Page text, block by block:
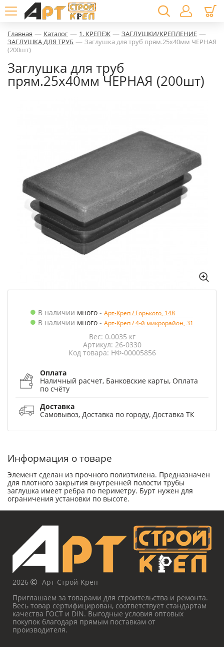
Главная — Каталог — 1. КРЕПЕЖ — ЗАГЛУШКИ/КРЕПЛЕНИЕ —
ЗАГЛУШКА ДЛЯ ТРУБ — Заглушка для труб прям.25х40мм ЧЕРНАЯ
(200шт)
Заглушка для труб
прям.25х40мм ЧЕРНАЯ (200шт)
В наличии много - Арт-Креп / Горького, 148
В наличии много - Арт-Креп / 4-й микрорайон, 31
Вес: 0.0035 кг
Артикул: 26-0330
Код товара: НФ-00005856
Оплата
Наличный расчет, Банковские карты, Оплата
по счёту
Доставка
Самовывоз, Доставка по городу, Доставка ТК
Информация о товаре
Элемент сделан из прочного полиэтилена. Предназначен
для плотного закрытия внутренней полости трубы
заглушка имеет ребра по периметру. Бурт нужен для
ограничения установки по высоте.
2026
Арт-Строй-Креп
Приглашаем за товарами для строительства и ремонта.
Весь товар сертифицирован, соответствует стандартам
качества ГОСТ и DIN. Выгодные условия оптовых
покупок благодаря прямым поставкам от
производителя.